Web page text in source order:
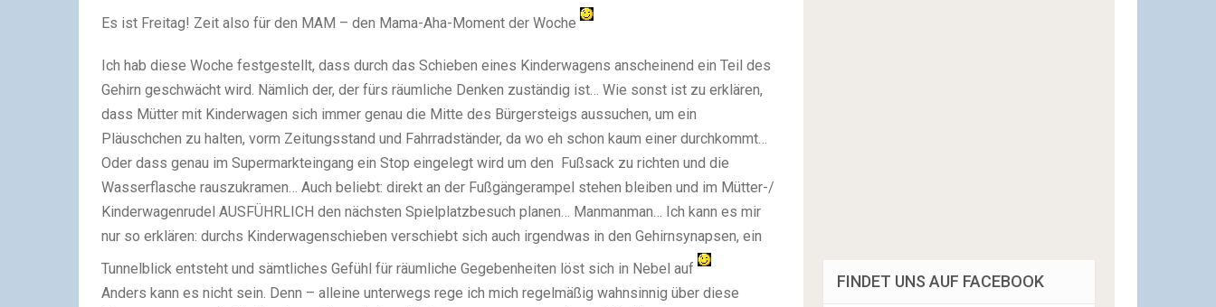
Es ist Freitag! Zeit also für den MAM – den Mama-Aha-Moment der Woche
Ich hab diese Woche festgestellt, dass durch das Schieben eines Kinderwagens anscheinend ein Teil des
Gehirn geschwächt wird. Nämlich der, der fürs räumliche Denken zuständig ist… Wie sonst ist zu erklären,
dass Mütter mit Kinderwagen sich immer genau die Mitte des Bürgersteigs aussuchen, um ein
Pläuschchen zu halten, vorm Zeitungsstand und Fahrradständer, da wo eh schon kaum einer durchkommt…
Oder dass genau im Supermarkteingang ein Stop eingelegt wird um den Fußsack zu richten und die
Wasserflasche rauszukramen… Auch beliebt: direkt an der Fußgängerampel stehen bleiben und im Mütter-/
Kinderwagenrudel AUSFÜHRLICH den nächsten Spielplatzbesuch planen… Manmanman… Ich kann es mir
nur so erklären: durchs Kinderwagenschieben verschiebt sich auch irgendwas in den Gehirnsynapsen, ein
Tunnelblick entsteht und sämtliches Gefühl für räumliche Gegebenheiten löst sich in Nebel auf
Anders kann es nicht sein. Denn – alleine unterwegs rege ich mich regelmäßig wahnsinnig über diese
FINDET UNS AUF FACEBOOK